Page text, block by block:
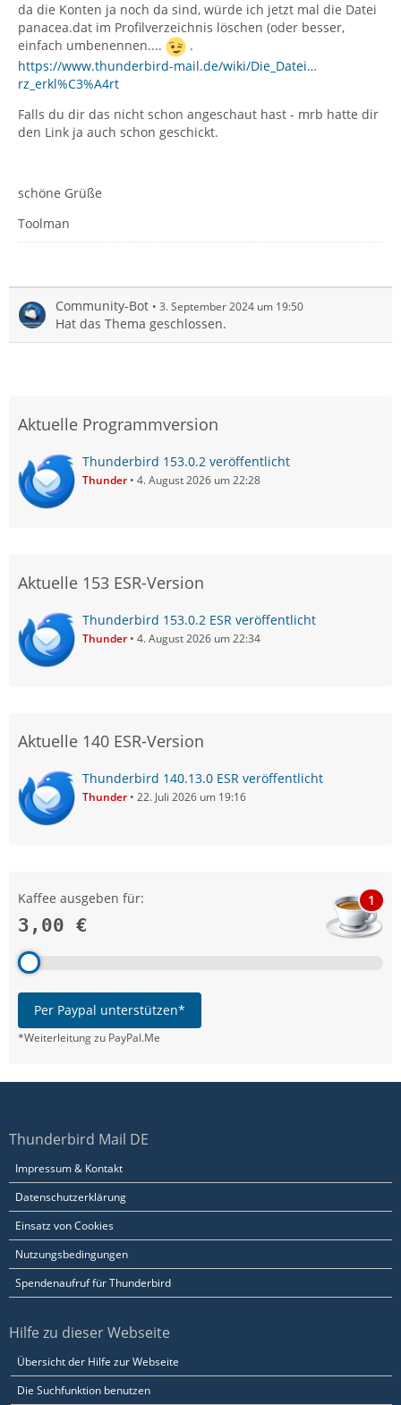
da die Konten ja noch da sind, würde ich jetzt mal die Datei
panacea.dat im Profilverzeichnis löschen (oder besser,
einfach umbenennen....
.
https://www.thunderbird-mail.de/wiki/Die_Datei…
rz_erkl%C3%A4rt
Falls du dir das nicht schon angeschaut hast - mrb hatte dir
den Link ja auch schon geschickt.
schöne Grüße
Toolman
Community-Bot 3. September 2024 um 19:50
Hat das Thema geschlossen.
Aktuelle Programmversion
Thunderbird 153.0.2 veröffentlicht
Thunder 4. August 2026 um 22:28
Aktuelle 153 ESR-Version
Thunderbird 153.0.2 ESR veröffentlicht
Thunder 4. August 2026 um 22:34
Aktuelle 140 ESR-Version
Thunderbird 140.13.0 ESR veröffentlicht
Thunder 22. Juli 2026 um 19:16
Kaffee ausgeben für:
3,00 €
1
Per Paypal unterstützen*
*Weiterleitung zu PayPal.Me
Thunderbird Mail DE
Impressum & Kontakt
Datenschutzerklärung
Einsatz von Cookies
Nutzungsbedingungen
Spendenaufruf für Thunderbird
Hilfe zu dieser Webseite
Übersicht der Hilfe zur Webseite
Die Suchfunktion benutzen